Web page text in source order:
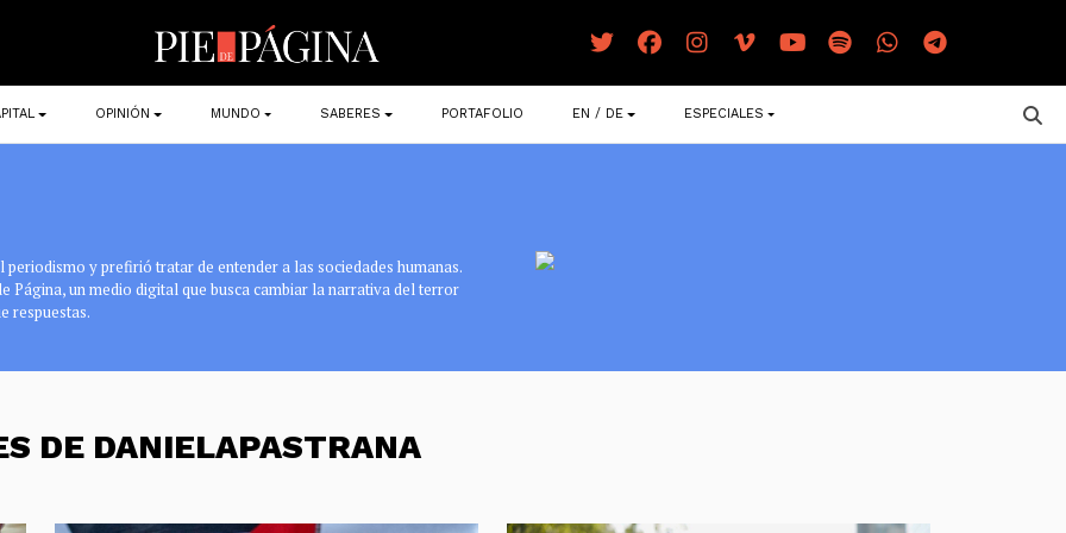
OPINIÓN MUNDO SABERES PORTAFOLIO EN / DE ESPECIALES
y prefirió tratar de entender a las sociedades humanas.
Página, un medio digital que busca cambiar la narrativa del terror
respuestas.
DE DANIELAPASTRANA